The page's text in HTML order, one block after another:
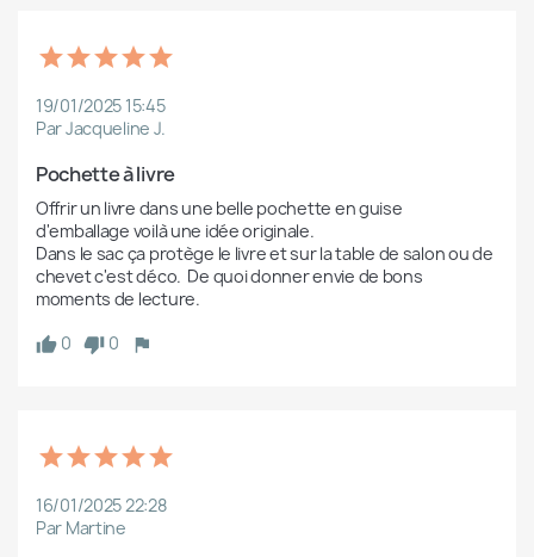
19/01/2025 15:45
Par Jacqueline J.
Pochette à livre
Offrir un livre dans une belle pochette en guise
d'emballage voilà une idée originale.
Dans le sac ça protège le livre et sur la table de salon ou de
chevet c'est déco.  De quoi donner envie de bons
moments de lecture.
0
0
16/01/2025 22:28
Par Martine